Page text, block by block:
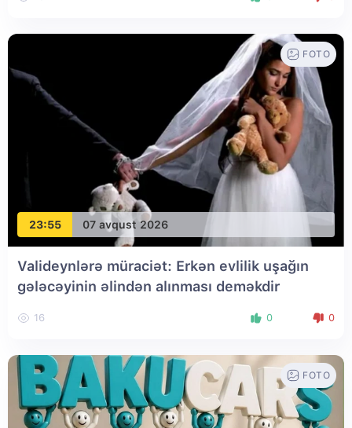
23:55 07 avqust 2026
FOTO
Valideynlərə müraciət: Erkən evlilik uşağın
gələcəyinin əlindən alınması deməkdir
16 0 0
FOTO